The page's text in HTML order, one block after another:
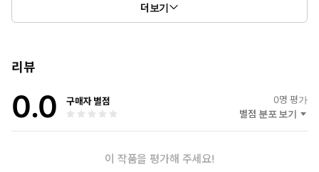
『최신 개정판 JLPT(일본어능력시험) 한권으로 끝내기
기타지마 치즈코 (北嶋千鶴子)
(현) のぞみ日本語学校 교장
(현) ノースアイランド 대표
『최신 개정판 JLPT(일본어능력시험) 한권으로 끝내기
더보기
리뷰
0.0 구매자 별점 0명 평가
별점 분포 보기
이 작품을 평가해 주세요!